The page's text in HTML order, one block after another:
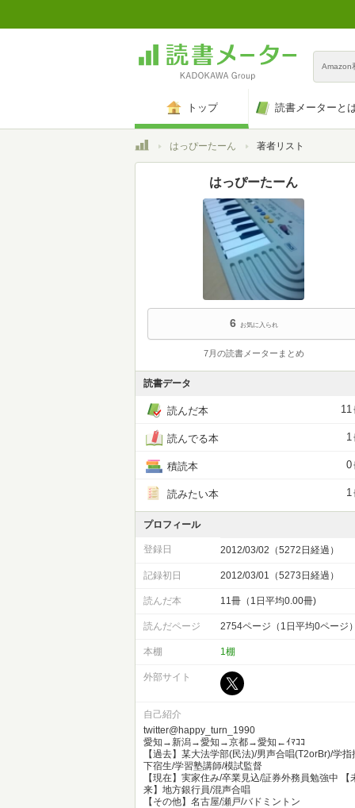
Amazon
トップ 読書メーターと
トップはっぴーたーん 著者リスト
はっぴーたーん
6 お気に入られ
7月の読書メーターまとめ
読書データ
読んだ本 11
読んでる本 1
積読本 0
読みたい本 1
プロフィール
登録日 2012/03/02（5272日経過）
記録初日 2012/03/01（5273日経過）
読んだ本 11冊（1日平均0.00冊)
読んだページ 2754ページ（1日平均0ページ
本棚 1棚
外部サイト
自己紹介
twitter@happy_turn_1990
愛知→新潟→愛知→京都→愛知←ｲﾏｺｺ
【過去】某大法学部(民法)/男声合唱(T2orBr)/学指
下宿生/学習塾講師/模試監督
【現在】実家住み/卒業見込/証券外務員勉強中 【
来】地方銀行員/混声合唱
【その他】名古屋/瀬戸/バドミントン